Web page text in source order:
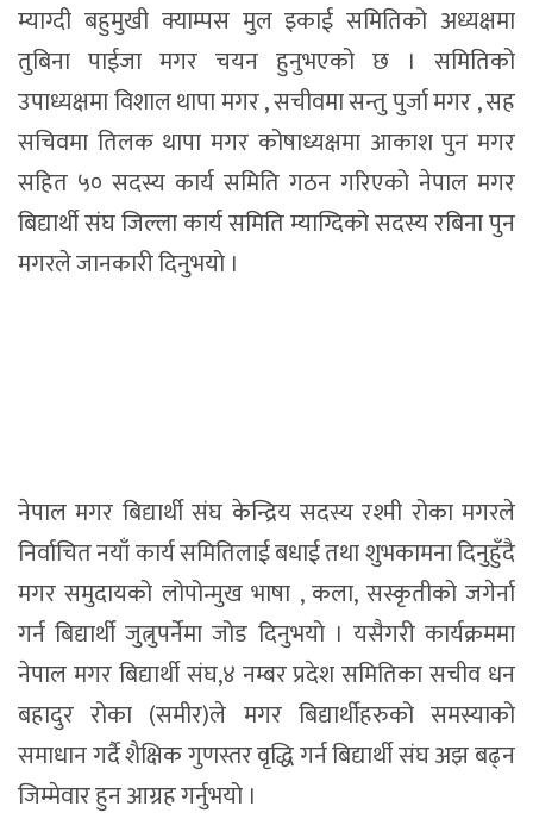
म्याग्दी बहुमुखी क्याम्पस मुल इकाई समितिको अध्यक्षमा
तुबिना पाईजा मगर चयन हुनुभएको छ । समितिको
उपाध्यक्षमा विशाल थापा मगर , सचीवमा सन्तु पुर्जा मगर , सह
सचिवमा तिलक थापा मगर कोषाध्यक्षमा आकाश पुन मगर
सहित ५० सदस्य कार्य समिति गठन गरिएको नेपाल मगर
बिद्यार्थी संघ जिल्ला कार्य समिति म्याग्दिको सदस्य रबिना पुन
मगरले जानकारी दिनुभयो ।
नेपाल मगर बिद्यार्थी संघ केन्द्रिय सदस्य रश्मी रोका मगरले
निर्वाचित नयाँ कार्य समितिलाई बधाई तथा शुभकामना दिनुहुँदै
मगर समुदायको लोपोन्मुख भाषा , कला, सस्कृतीको जगेर्ना
गर्न बिद्यार्थी जुत्नुपर्नेमा जोड दिनुभयो । यसैगरी कार्यक्रममा
नेपाल मगर बिद्यार्थी संघ,४ नम्बर प्रदेश समितिका सचीव धन
बहादुर रोका (समीर)ले मगर बिद्यार्थीहरुको समस्याको
समाधान गर्दै शैक्षिक गुणस्तर वृद्धि गर्न बिद्यार्थी संघ अझ बढ्न
जिम्मेवार हुन आग्रह गर्नुभयो ।